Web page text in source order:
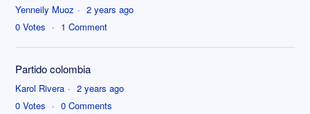
Yenneily Muoz
2 years ago
0 Votes 1 Comment
Partido colombia
Karol Rivera
2 years ago
0 Votes 0 Comments